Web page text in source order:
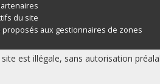
du site
proposés aux gestionnaires de zones
est illégale, sans autorisation